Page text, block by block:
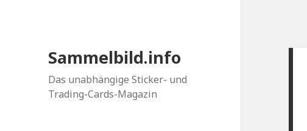
Sammelbild.info
Das unabhängige Sticker- und
Trading-Cards-Magazin